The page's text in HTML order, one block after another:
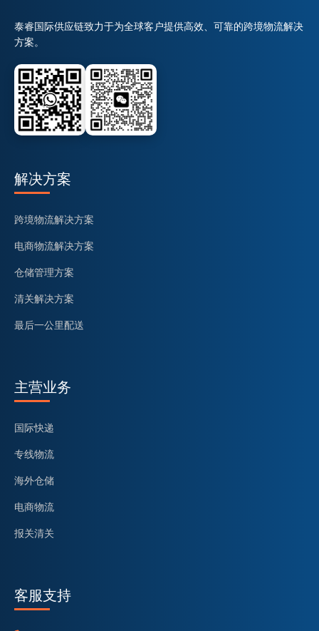
泰睿国际供应链致力于为全球客户提供高效、可靠的跨境物流解决
方案。
解决方案
跨境物流解决方案
电商物流解决方案
仓储管理方案
清关解决方案
最后一公里配送
主营业务
国际快递
专线物流
海外仓储
电商物流
报关清关
客服支持